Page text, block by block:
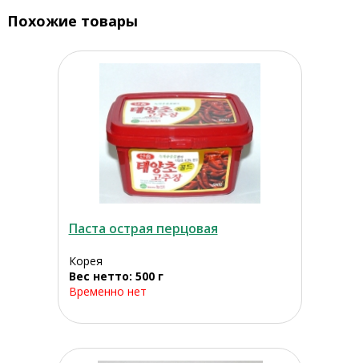
Похожие товары
Паста острая перцовая
Корея
Вес нетто: 500 г
Временно нет